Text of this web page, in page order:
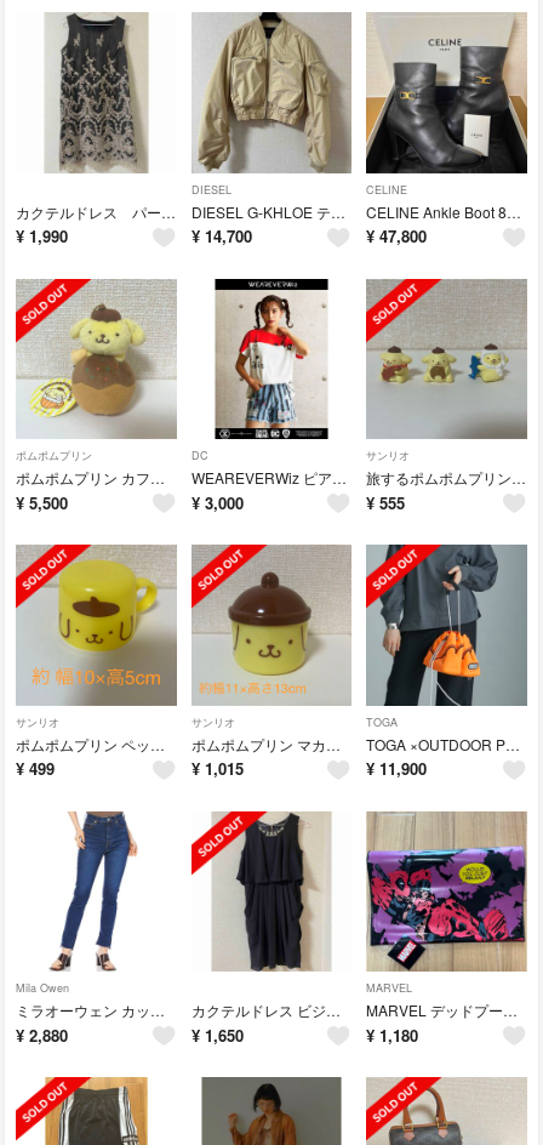
カクテルドレス パーティドレス ゴールドラメ シースルー フォーマルワンピース
¥ 1,990
DIESEL
DIESEL G-KHLOE テクニカルボンバージャケット ショートブルゾン
¥ 14,700
CELINE
CELINE Ankle Boot 85 クロードアンクルブーツ 24cm 追記
¥ 47,800
ポムポムプリン
ポムポムプリン カフェ 大阪店限定 たこやき マスコットキーホルダー 新品タグ付
¥ 5,500
DC
WEAREVERWiz ピアプロ ハーレイ・クイン デニムショートパンツ
¥ 3,000
サンリオ
旅するポムポムプリン タカラトミー カプセルトイ ガチャガチャ 3体セット
¥ 555
サンリオ
ポムポムプリン ペットボトルキャップ型マグカップ
¥ 499
サンリオ
ポムポムプリン マカロン チームプリン 小物入れ マルチケース 丸型
¥ 1,015
TOGA
TOGA ×OUTDOOR PRODUCTS Drawstring bag
¥ 11,900
Mila Owen
ミラオーウェン カットオフスリットスキニーデニムパンツ 09WFP221155
¥ 2,880
カクテルドレス ビジュー ドレープ ペプラム
¥ 1,650
MARVEL
MARVEL デッドプール エナメルクラッチバッグ 新品タグ付き
¥ 1,180